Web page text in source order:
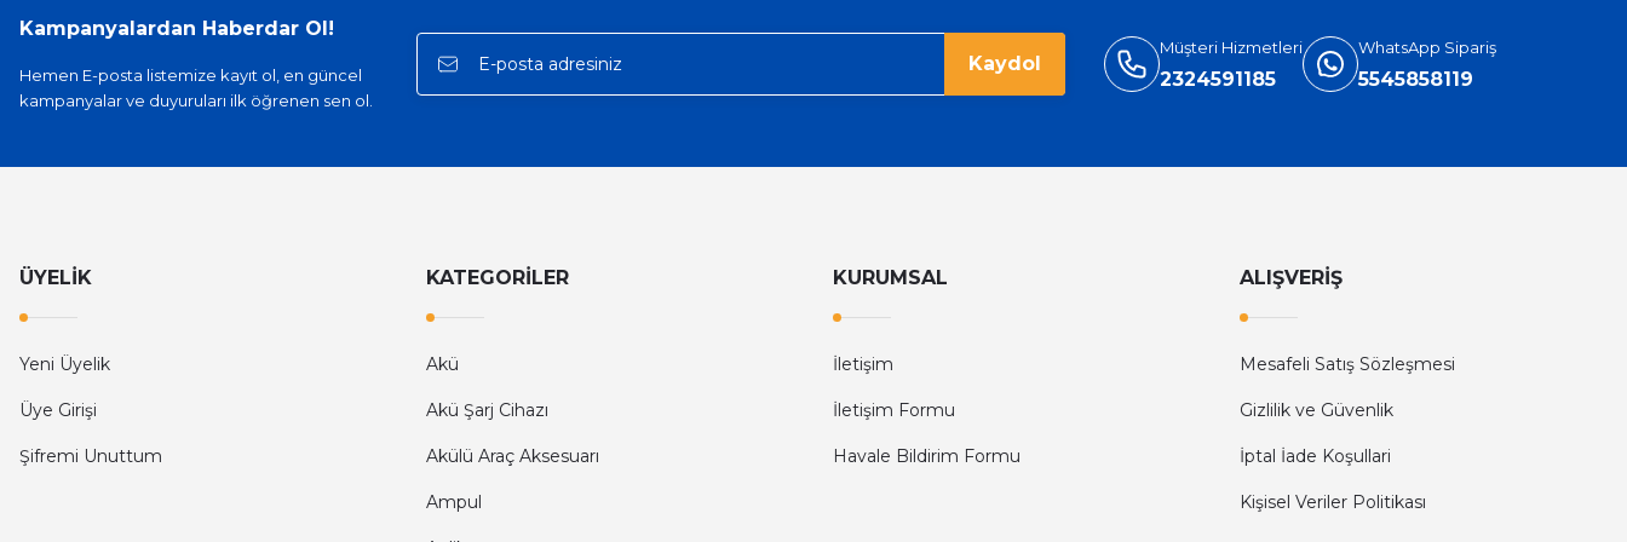
Kampanyalardan Haberdar Ol!
Hemen E-posta listemize kayıt ol, en güncel
kampanyalar ve duyuruları ilk öğrenen sen ol.
Kaydol
Müşteri Hizmetleri
2324591185
WhatsApp Sipariş
5545858119
ÜYELİK
Yeni Üyelik
Üye Girişi
Şifremi Unuttum
KATEGORİLER
Akü
Akü Şarj Cihazı
Akülü Araç Aksesuarı
Ampul
KURUMSAL
İletişim
İletişim Formu
Havale Bildirim Formu
ALIŞVERİŞ
Mesafeli Satış Sözleşmesi
Gizlilik ve Güvenlik
İptal İade Koşullari
Kişisel Veriler Politikası